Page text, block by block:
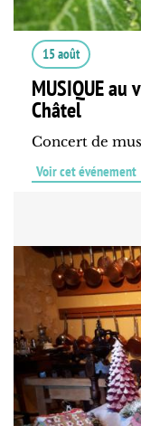
15 août
MUSIQUE
Châtel
Concert de
Voir cet événement